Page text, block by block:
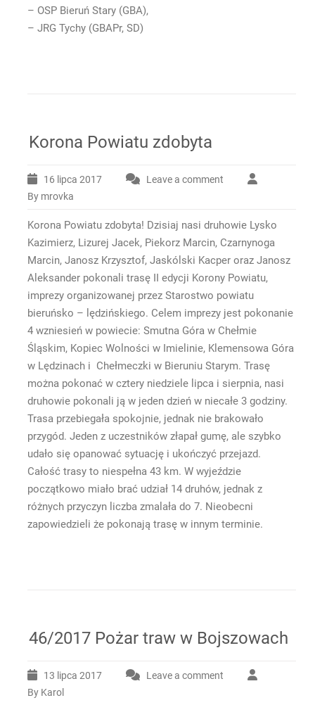
– OSP Bieruń Stary (GBA),
– JRG Tychy (GBAPr, SD)
Korona Powiatu zdobyta
16 lipca 2017
Leave a comment
By mrovka
Korona Powiatu zdobyta! Dzisiaj nasi druhowie Lysko
Kazimierz, Lizurej Jacek, Piekorz Marcin, Czarnynoga
Marcin, Janosz Krzysztof, Jaskólski Kacper oraz Janosz
Aleksander pokonali trasę II edycji Korony Powiatu,
imprezy organizowanej przez Starostwo powiatu
bieruńsko – lędzińskiego. Celem imprezy jest pokonanie
4 wzniesień w powiecie: Smutna Góra w Chełmie
Śląskim, Kopiec Wolności w Imielinie, Klemensowa Góra
w Lędzinach i Chełmeczki w Bieruniu Starym. Trasę
można pokonać w cztery niedziele lipca i sierpnia, nasi
druhowie pokonali ją w jeden dzień w niecałe 3 godziny.
Trasa przebiegała spokojnie, jednak nie brakowało
przygód. Jeden z uczestników złapał gumę, ale szybko
udało się opanować sytuację i ukończyć przejazd.
Całość trasy to niespełna 43 km. W wyjeździe
początkowo miało brać udział 14 druhów, jednak z
różnych przyczyn liczba zmalała do 7. Nieobecni
zapowiedzieli że pokonają trasę w innym terminie.
46/2017 Pożar traw w Bojszowach
13 lipca 2017
Leave a comment
By Karol